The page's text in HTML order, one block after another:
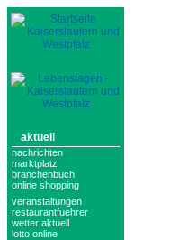
aktuell
nachrichten
marktplatz
branchenbuch
online shopping
veranstaltungen
restaurantfuehrer
wetter aktuell
lotto online